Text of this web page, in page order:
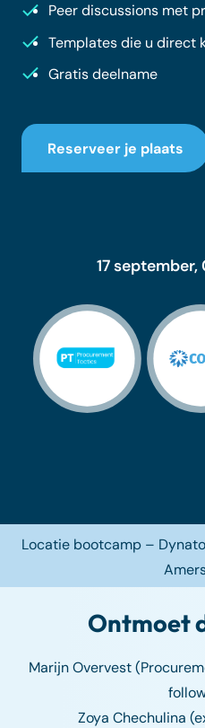
Peer discussions met
Templates die u direct
Gratis deelname
Reserveer je plaats
17
Locatie bootcamp –
Ontmoet
Marijn Overvest
Zoya Chechulina